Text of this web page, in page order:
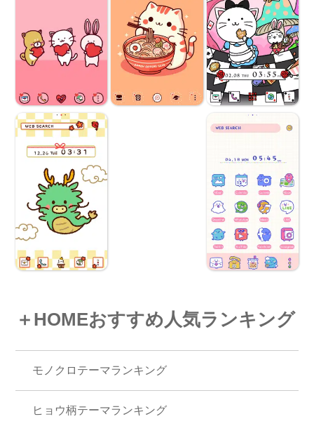
＋HOMEおすすめ人気ランキング
モノクロテーマランキング
ヒョウ柄テーマランキング